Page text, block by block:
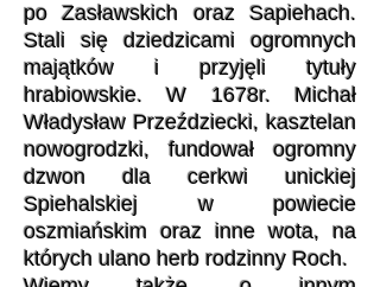
po Zasławskich oraz Sapiehach.
Stali się dziedzicami ogromnych
majątków i przyjęli tytuły
hrabiowskie. W 1678r. Michał
Władysław Przeździecki, kasztelan
nowogrodzki, fundował ogromny
dzwon dla cerkwi unickiej
Spiehalskiej w powiecie
oszmiańskim oraz inne wota, na
których ulano herb rodzinny Roch.